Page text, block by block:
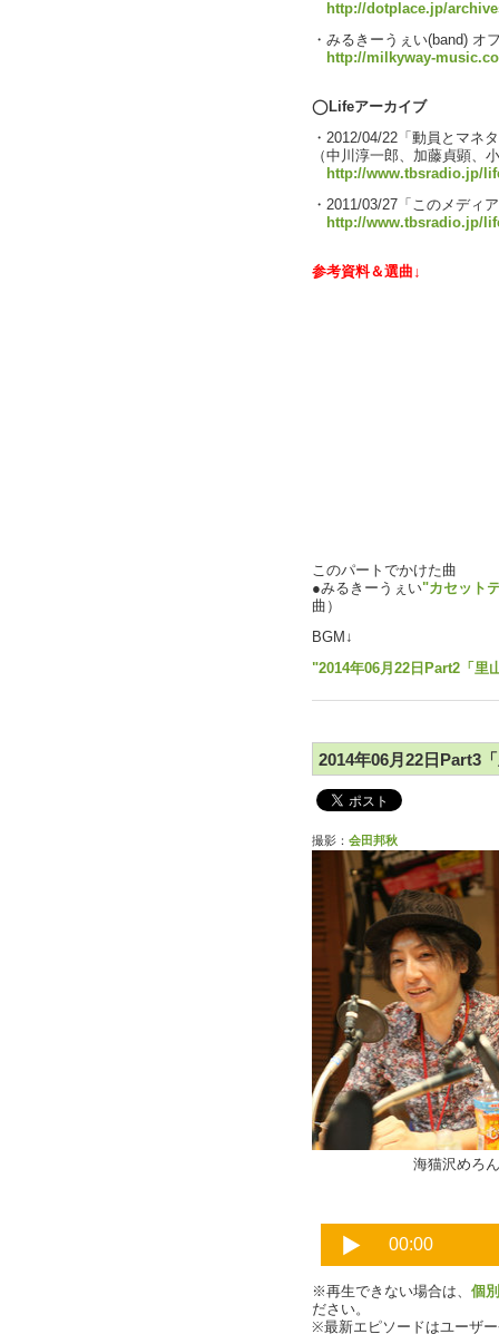
http://dotplace.jp/
・みるきーうぇい(band) オ
http://milkyway-
◯Lifeアーカイブ
・2012/04/22「動員とマネ
（中川淳一郎、加藤貞顕、
http://www.tbsradio.jp/
・2011/03/27「このメディ
http://www.tbsradio.jp/
参考資料＆選曲↓
このパートでかけた曲
●みるきーうぇい"カセット
曲）
BGM↓
"2014年06月22日Part2「里
2014年06月22日Part3
撮影： 会田邦秋
海猫沢めろ
※再生できない場合は、 個
ださい。
※最新エピソードはユーザ